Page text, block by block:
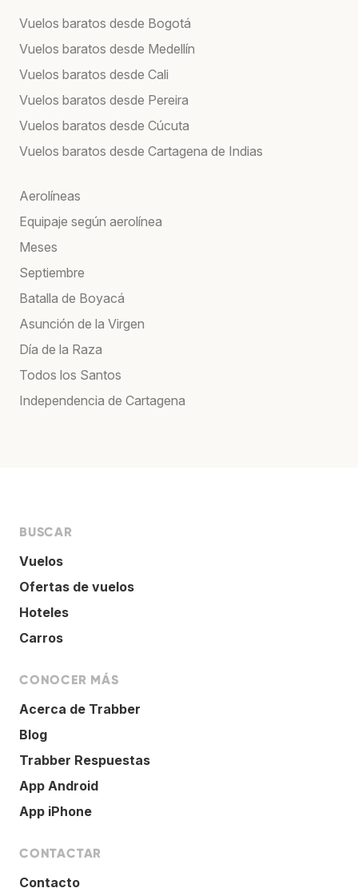
Vuelos baratos desde Bogotá
Vuelos baratos desde Medellín
Vuelos baratos desde Cali
Vuelos baratos desde Pereira
Vuelos baratos desde Cúcuta
Vuelos baratos desde Cartagena de Indias
Aerolíneas
Equipaje según aerolínea
Meses
Septiembre
Batalla de Boyacá
Asunción de la Virgen
Día de la Raza
Todos los Santos
Independencia de Cartagena
BUSCAR
Vuelos
Ofertas de vuelos
Hoteles
Carros
CONOCER MÁS
Acerca de Trabber
Blog
Trabber Respuestas
App Android
App iPhone
CONTACTAR
Contacto